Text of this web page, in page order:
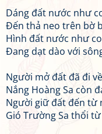
Dáng đất nước như
Đến thả neo trên bờ
Hình đất nước như
Đang dạt dào với
Người mở đất đã đi
Nắng Hoàng Sa còn
Người giữ đất đến từ
Gió Trường Sa thổi